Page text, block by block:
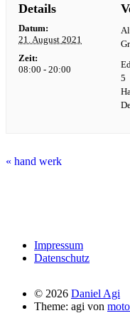
Details
Datum:
21. August 2021
Zeit:
08:00 - 20:00
5
« hand werk
Impressum
Datenschutz
© 2026 Daniel Agi
Theme: agi von